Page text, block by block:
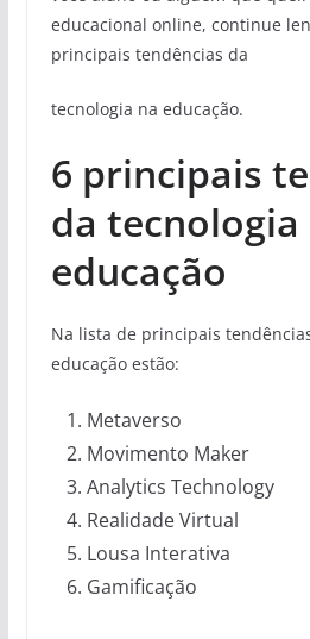
educacional online, continue
principais tendências da
tecnologia na educação.
6 principais
da tecnologia
educação
Na lista de principais
educação estão:
Metaverso
Movimento Maker
Analytics Technology
Realidade Virtual
Lousa Interativa
Gamificação